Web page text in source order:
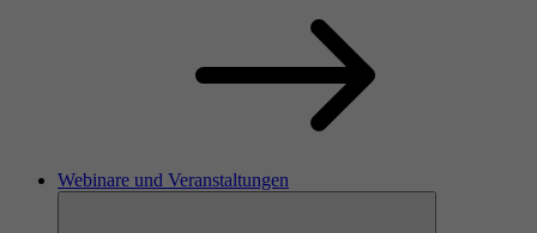
Webinare und Veranstaltungen